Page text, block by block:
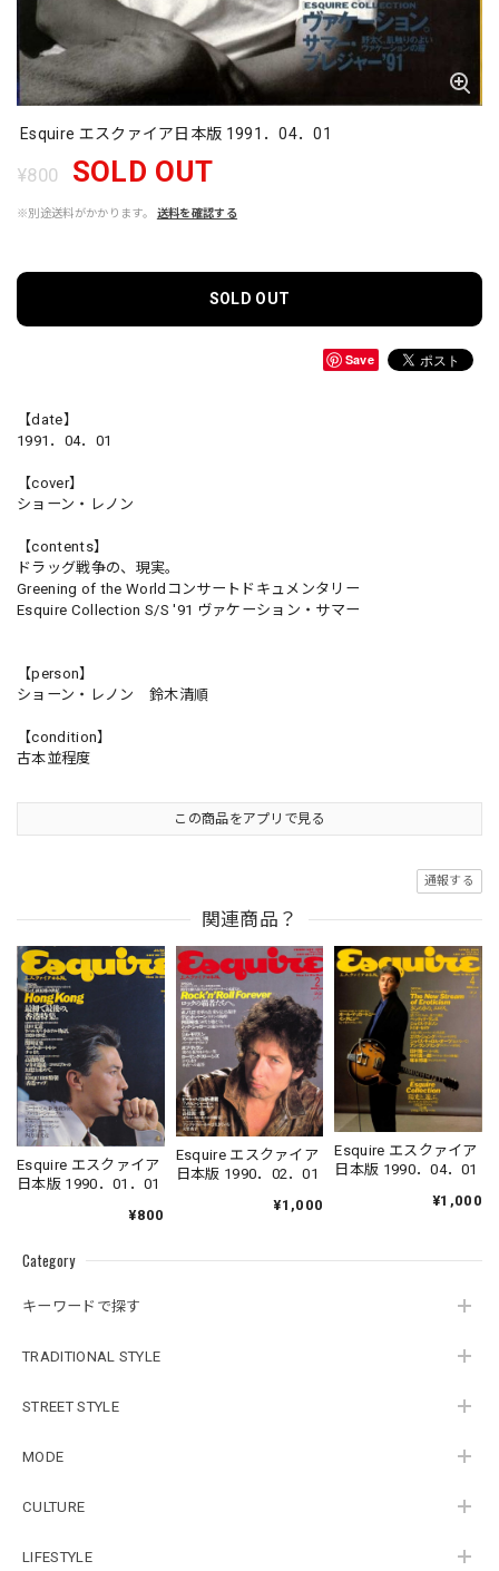
Category
キーワードで探す
TRADITIONAL STYLE
STREET STYLE
MODE
CULTURE
LIFESTYLE
Esquire エスクァイア日本版 1991．04．01
¥800 SOLD OUT
※別途送料がかかります。 送料を確認する
SOLD OUT
Save
【date】
1991．04．01
【cover】
ショーン・レノン
【contents】
ドラッグ戦争の、現実。
Greening of the Worldコンサートドキュメンタリー
Esquire Collection S/S '91 ヴァケーション・サマー
【person】
ショーン・レノン 鈴木清順
【condition】
古本並程度
この商品をアプリで見る
通報する
関連商品？
Esquire エスクァイア
日本版 1990．01．01
¥800
Esquire エスクァイア
日本版 1990．02．01
¥1,000
Esquire エスクァイア
日本版 1990．04．01
¥1,000